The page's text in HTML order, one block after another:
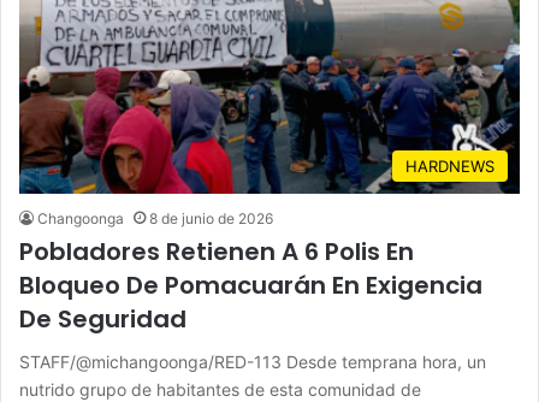
HARDNEWS
Changoonga 8 de junio de 2026
Pobladores Retienen A 6 Polis En
Bloqueo De Pomacuarán En Exigencia
De Seguridad
STAFF/@michangoonga/RED-113 Desde temprana hora, un
nutrido grupo de habitantes de esta comunidad de